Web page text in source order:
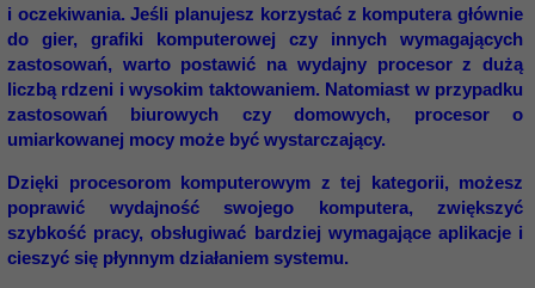
i oczekiwania. Jeśli planujesz korzystać z komputera głównie
do gier, grafiki komputerowej czy innych wymagających
zastosowań, warto postawić na wydajny procesor z dużą
liczbą rdzeni i wysokim taktowaniem. Natomiast w przypadku
zastosowań biurowych czy domowych, procesor o
umiarkowanej mocy może być wystarczający.
Dzięki procesorom komputerowym z tej kategorii, możesz
poprawić wydajność swojego komputera, zwiększyć
szybkość pracy, obsługiwać bardziej wymagające aplikacje i
cieszyć się płynnym działaniem systemu.